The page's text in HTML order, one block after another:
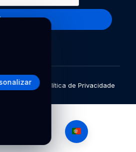
se
Política de Privacidade